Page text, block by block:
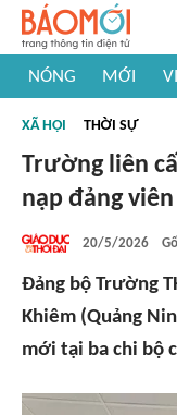
NÓNG MỚI
#Khám phá thế giới
XÃ HỘI THỜI SỰ
Trường liên
nạp đảng
20/5/2026
Đảng bộ Trường
Khiêm (Quảng
mới tại ba chi bộ